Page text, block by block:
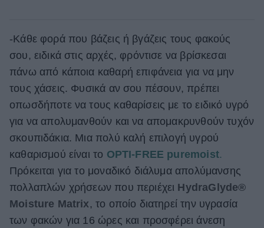
-Κάθε φορά που βάζεις ή βγάζεις τους φακούς
σου, ειδικά στις αρχές, φρόντισε να βρίσκεσαι
πάνω από κάποια καθαρή επιφάνεια για να μην
τους χάσεις. Φυσικά αν σου πέσουν, πρέπει
οπωσδήποτε να τους καθαρίσεις με το ειδικό υγρό
για να απολυμανθούν και να απομακρυνθούν τυχόν
σκουπιδάκια. Μια πολύ καλή επιλογή υγρού
καθαρισμού είναι το OPTI-FREE puremoist.
Πρόκειται για το μοναδικό διάλυμα απολύμανσης
πολλαπλών χρήσεων που περιέχει HydraGlyde®
Moisture Matrix, το οποίο διατηρεί την υγρασία
των φακών για 16 ώρες και προσφέρει άνεση